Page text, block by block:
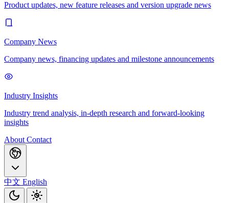
Product updates, new feature releases and version upgrade news
Company News
Company news, financing updates and milestone announcements
Industry Insights
Industry trend analysis, in-depth research and forward-looking
insights
About Contact
中文 English